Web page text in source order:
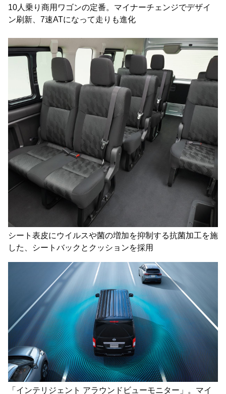
10人乗り商用ワゴンの定番。マイナーチェンジでデザイ
ン刷新、7速ATになって走りも進化
シート表皮にウイルスや菌の増加を抑制する抗菌加工を施
した、シートバックとクッションを採用
「インテリジェント アラウンドビューモニター」。マイ